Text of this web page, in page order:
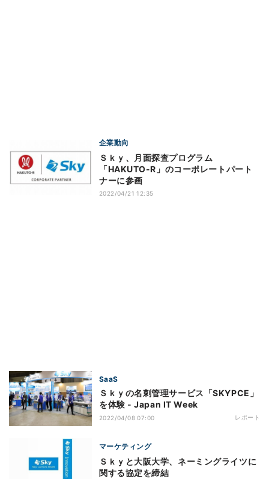
企業動向
Ｓｋｙ、月面探査プログラム
「HAKUTO-R」のコーポレートパート
ナーに参画
2022/04/21 12:35
SaaS
Ｓｋｙの名刺管理サービス「SKYPCE」
を体験 - Japan IT Week
2022/04/08 07:00 レポート
マーケティング
Ｓｋｙと大阪大学、ネーミングライツに
関する協定を締結